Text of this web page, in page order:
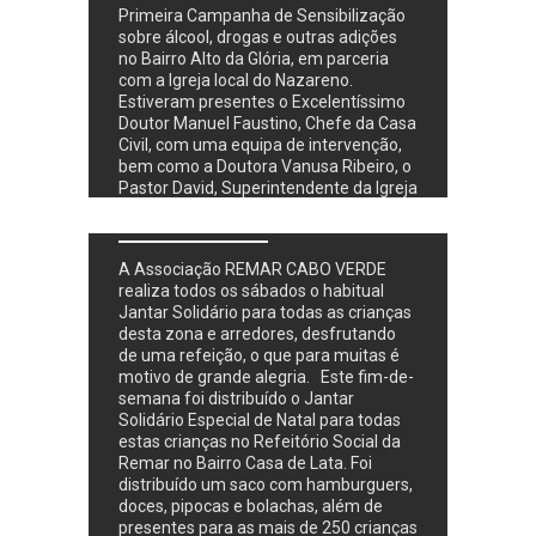
Primeira Campanha de Sensibilização
sobre álcool, drogas e outras adições
no Bairro Alto da Glória, em parceria
com a Igreja local do Nazareno.
Estiveram presentes o Excelentíssimo
Doutor Manuel Faustino, Chefe da Casa
Civil, com uma equipa de intervenção,
bem como a Doutora Vanusa Ribeiro, o
Pastor David, Superintendente da Igreja
compartilhada uma palavra pelo pastor
visitados por dois elementos da Tenda
Natal Solidário para
Crianças
A Associação REMAR CABO VERDE
realiza todos os sábados o habitual
Jantar Solidário para todas as crianças
desta zona e arredores, desfrutando
de uma refeição, o que para muitas é
motivo de grande alegria. Este fim-de-
semana foi distribuído o Jantar
Solidário Especial de Natal para todas
estas crianças no Refeitório Social da
Remar no Bairro Casa de Lata. Foi
distribuído um saco com hamburguers,
doces, pipocas e bolachas, além de
presentes para as mais de 250 crianças
Atividades sociais para
as crianças em Cabo
Verde
A equipa de Voluntários da Remar